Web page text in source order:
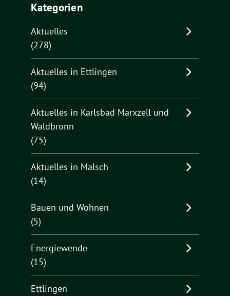
Kategorien
Aktuelles
(278)
Aktuelles in Ettlingen
(94)
Aktuelles in Karlsbad Marxzell und
Waldbronn
(75)
Aktuelles in Malsch
(14)
Bauen und Wohnen
(5)
Energiewende
(15)
Ettlingen